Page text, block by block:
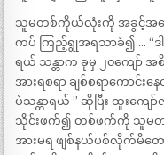
သူမတစ်ကိုယ်လုံးကို အခွင့်အရေး
ကပ် ကြည့်ရွုအရသာခံ၍ … “ဒါ
ရယ် သန္တာက ခုမှ ၂၀ကျော်
အားရစရာ ချစ်စရာကောင်
ပဲသန္တာရယ် ” ဆိုပြီး ထူးက
သိုင်းဖက်၍ တစ်ဖက်ကို သူမတင်
အားမရ ဖျစ်နယ်ပစ်လိုက်မိတ